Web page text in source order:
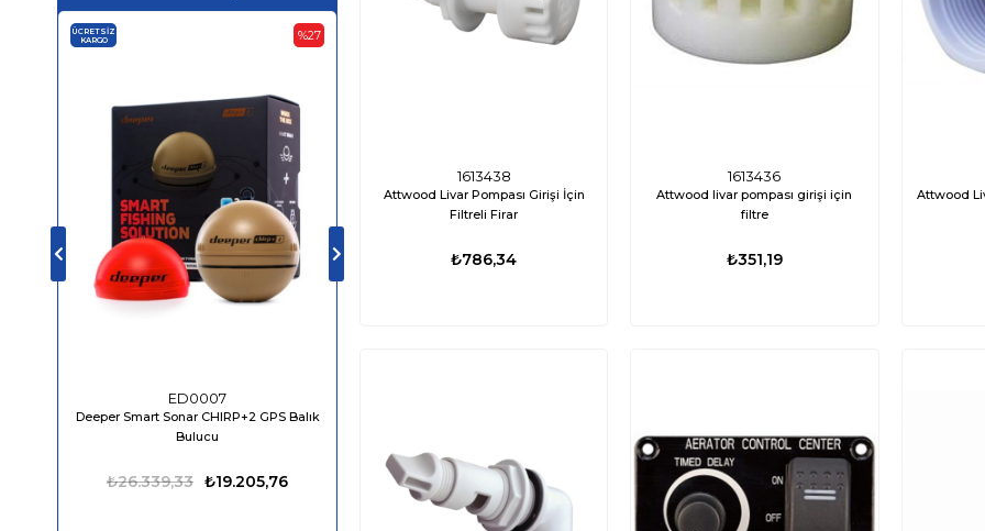
‹
›
ED0007
Deeper Smart Sonar CHIRP+2 GPS Balık
Bulucu
₺19.205,76
₺26.339,33
%27
ÜCRETSIZ
KARGO
₺8.976,84
₺13.849,98
Projektör 12/24V 60W Beyaz (Flaş/SOS)
₺13.282,77
₺15.939,33
ÜCRETSIZ
KARGO
Attwood
1613438
Attwood Livar Pompası Girişi İçin
Filtreli Firar
₺786,34
1613436
Attwood livar pompası girişi için
filtre
₺351,19
Attwood